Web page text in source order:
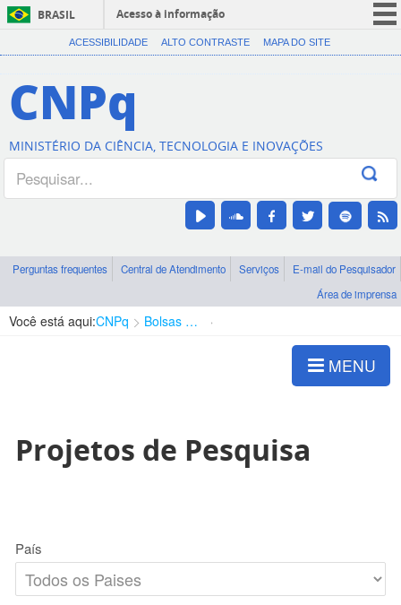
BRASIL
Acesso à informação
CORONAVÍRUS (COVID-19)
Canais
ACESSIBILIDADE ALTO CONTRASTE MAPA DO SITE
CNPq
MINISTÉRIO DA CIÊNCIA, TECNOLOGIA E INOVAÇÕES
Perguntas frequentes Central de Atendimento Serviços
E-mail do Pesquisador
Área de imprensa
Você está aqui:CNPq Bolsas e Auxílios Vigentes
MENU
Projetos de Pesquisa
País